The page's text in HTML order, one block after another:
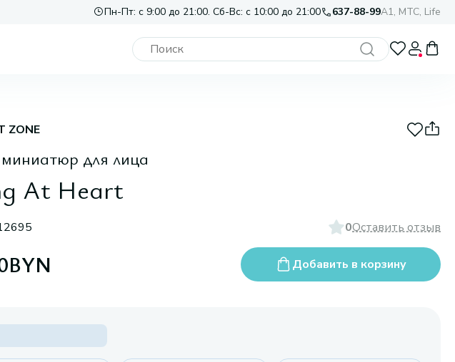
Пн-Пт: с 9:00 до 21:00. Сб-Вс: с 10:00 до 21:00 637-88-99A1, МТС, Life
ZONE
для лица
At Heart
0Оставить отзыв
BYN Добавить в корзину